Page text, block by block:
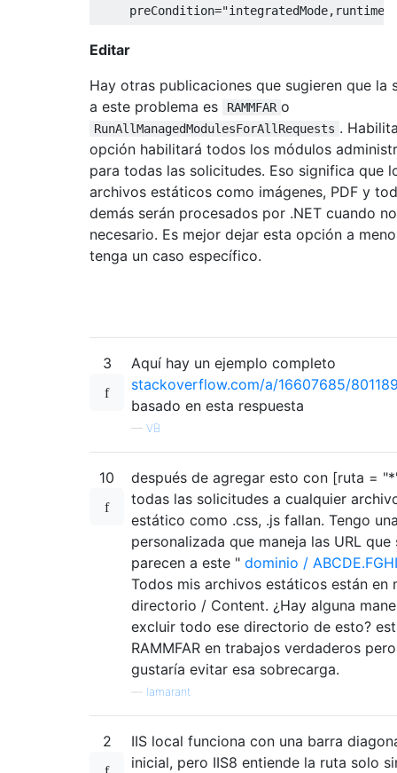
preCondition=
Editar
Hay otras publicaciones que sugieren que la
a este problema es
RAMMFAR o
RunAllManagedModulesForAllRequests .
opción habilitará todos los módulos
para todas las solicitudes. Eso significa que
archivos estáticos como imágenes, PDF y
demás serán procesados ​​por .NET cuando
necesario. Es mejor dejar esta opción a
tenga un caso específico.
3
Aquí hay un ejemplo completo
stackoverflow.com/a/16607685/
basado en esta respuesta
— VB
10
después de agregar esto con [ruta =
todas las solicitudes a cualquier
estático como .css, .js fallan. Tengo
personalizada que maneja las URL que
parecen a este " dominio /
Todos mis archivos estáticos están en
directorio / Content. ¿Hay alguna
excluir todo ese directorio de esto?
RAMMFAR en trabajos verdaderos
gustaría evitar esa sobrecarga.
lamarant
2
IIS local funciona con una barra
inicial, pero IIS8 entiende la ruta solo